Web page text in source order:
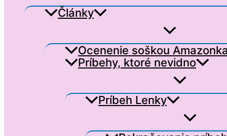
Články
Ocenenie soškou
Príbehy, ktoré nevidno
Príbeh Lenky